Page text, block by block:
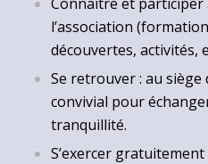
l’association
découvertes, activités,
Se retrouver : au siège
convivial pour
tranquillité.
S’exercer